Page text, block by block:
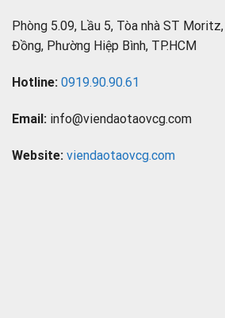
Phòng 5.09, Lầu 5, Tòa nhà ST
Đồng, Phường Hiệp Bình, TP.HCM
Hotline: 0919.90.90.61
Email: info@viendaotaovcg.com
Website: viendaotaovcg.com